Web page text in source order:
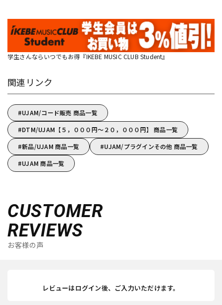
学生さんならいつでもお得『IKEBE MUSIC CLUB Student』
関連リンク
UJAM/コード販売 商品一覧
DTM/UJAM【５，０００円～２０，０００円】 商品一覧
新品/UJAM 商品一覧
UJAM/プラグインその他 商品一覧
UJAM 商品一覧
CUSTOMER
REVIEWS
お客様の声
レビューはログイン後、ご入力いただけます。